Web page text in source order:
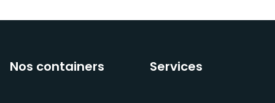
Nos containers Services